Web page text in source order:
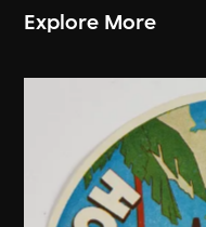
Explore More